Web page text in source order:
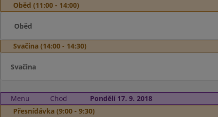
Oběd (11:00 - 14:00)
Oběd
Svačina (14:00 - 14:30)
Svačina
Menu Chod
Pondělí 17. 9. 2018
Přesnídávka (9:00 - 9:30)